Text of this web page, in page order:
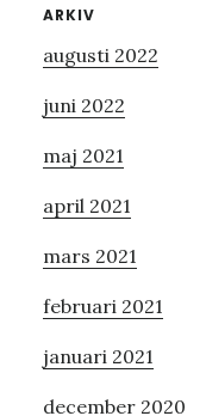
Primärt
sidofält
ARKIV
augusti 2022
juni 2022
maj 2021
april 2021
mars 2021
februari 2021
januari 2021
december 2020